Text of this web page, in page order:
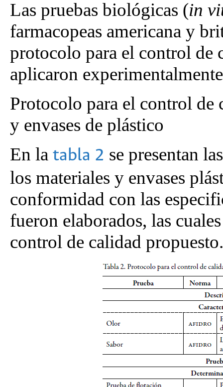
Las pruebas biológicas (in
farmacopeas americana y
protocolo para el control de
aplicaron
Protocolo para el control de
y envases de plástico
En la tabla 2 se presentan
los materiales y envases
conformidad con las
fueron elaborados, las
control de calidad propuesto.